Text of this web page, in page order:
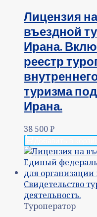
Лицензия
въездной
Ирана.
реестр
туризма
Ирана.
38 500₽
Туроператор